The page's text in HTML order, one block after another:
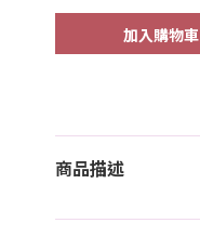
加入購物車
商品描述